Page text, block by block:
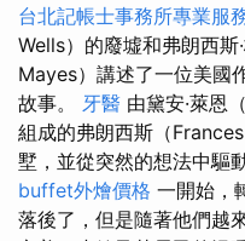
台北記帳士事務所專業服
Wells）的廢墟和弗朗西斯
Mayes）講述了一位美國
故事。 牙醫 由黛安·萊恩
組成的弗朗西斯（
墅，並從突然的想法中驅
buffet外燴價格 一開始，
落後了，但是隨著他們越